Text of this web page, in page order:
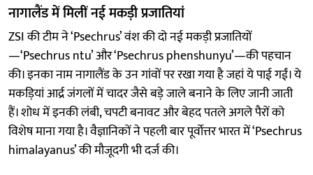
नागालैंड में मिलीं नई मकड़ी प्रजातियां
ZSI की टीम ने ‘Psechrus’ वंश की दो नई मकड़ी प्रजातियों
—‘Psechrus ntu’ और ‘Psechrus phenshunyu’—की पहचान
की। इनका नाम नागालैंड के उन गांवों पर रखा गया है जहां ये पाई गईं। ये
मकड़ियां आर्द्र जंगलों में चादर जैसे बड़े जाले बनाने के लिए जानी जाती
हैं। शोध में इनकी लंबी, चपटी बनावट और बेहद पतले अगले पैरों को
विशेष माना गया है। वैज्ञानिकों ने पहली बार पूर्वोत्तर भारत में ‘Psechrus
himalayanus’ की मौजूदगी भी दर्ज की।